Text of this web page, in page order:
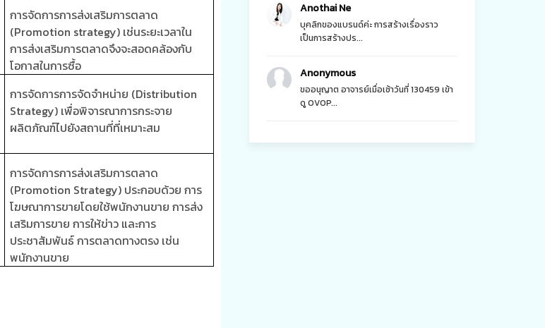
การจัดการการส่งเสริมการตลาด
(Promotion strategy) เช่นระยะเวลาใน
การส่งเสริมการตลาดจึงจะสอดคล้องกับ
โอกาสในการซื้อ
การจัดการการจัดจำหน่าย (Distribution
Strategy) เพื่อพิจารณาการกระจาย
ผลิตภัณฑ์ไปยังสถานที่ที่เหมาะสม
การจัดการการส่งเสริมการตลาด
(Promotion Strategy) ประกอบด้วย การ
โฆษณาการขายโดยใช้พนักงานขาย การส่ง
เสริมการขาย การให้ข่าว และการ
ประชาสัมพันธ์ การตลาดทางตรง เช่น
พนักงานขาย
Anothai Ne
บุคลิกของแบรนด์ค่ะ การสร้างเรื่องราว
เป็นการสร้างปร...
Anonymous
ขออนุญาต อาจารย์เมื่อเช้าวันที่ 130459 เข้า
ดู OVOP...